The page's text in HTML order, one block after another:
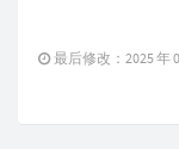
最后修改：2025 年